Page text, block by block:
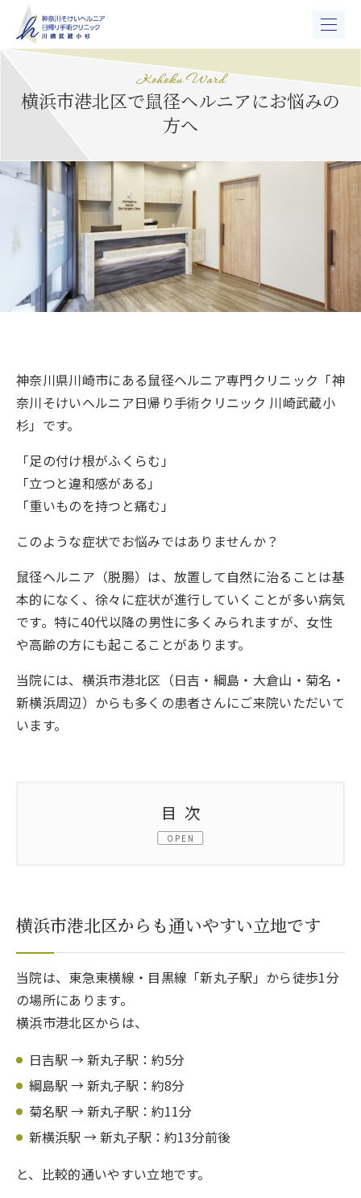
Kohoku Ward
横浜市港北区で鼠径ヘルニアにお悩みの
方へ
神奈川県川崎市にある鼠径ヘルニア専門クリニック「神
奈川そけいヘルニア日帰り手術クリニック 川崎武蔵小
杉」です。
「足の付け根がふくらむ」
「立つと違和感がある」
「重いものを持つと痛む」
このような症状でお悩みではありませんか？
鼠径ヘルニア（脱腸）は、放置して自然に治ることは基
本的になく、徐々に症状が進行していくことが多い病気
です。特に40代以降の男性に多くみられますが、女性
や高齢の方にも起こることがあります。
当院には、横浜市港北区（日吉・綱島・大倉山・菊名・
新横浜周辺）からも多くの患者さんにご来院いただいて
います。
目次
OPEN
術です
3. 腹腔鏡による日帰り手術に対応しています
4.「まずは相談だけしたい」という方もご安心
5.横浜市港北区で鼠径ヘルニアにお悩みの方へ
6.鼠径ヘルニアは当院までご相談ください
横浜市港北区からも通いやすい立地です
当院は、東急東横線・目黒線「新丸子駅」から徒歩1分
の場所にあります。
横浜市港北区からは、
日吉駅 → 新丸子駅：約5分
綱島駅 → 新丸子駅：約8分
菊名駅 → 新丸子駅：約11分
新横浜駅 → 新丸子駅：約13分前後
と、比較的通いやすい立地です。